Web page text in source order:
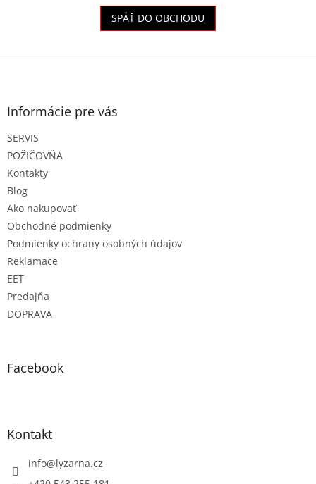
SPÄŤ DO OBCHODU
Z
Informácie pre vás
SERVIS
POŽIČOVŇA
Kontakty
Blog
Ako nakupovať
Obchodné podmienky
Podmienky ochrany osobných údajov
Reklamace
EET
Predajňa
DOPRAVA
Facebook
Kontakt
info@lyzarna.cz